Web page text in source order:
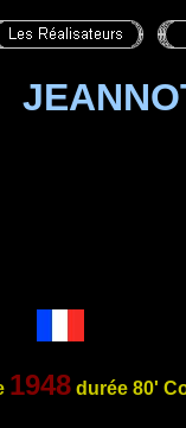
1948 durée 80'